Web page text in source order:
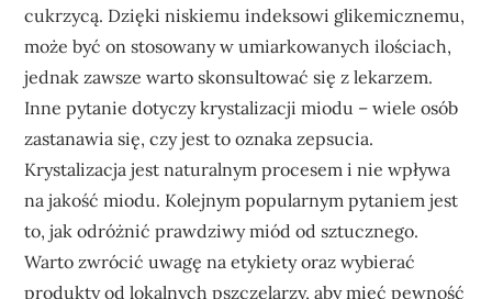
cukrzycą. Dzięki niskiemu indeksowi glikemicznemu,
może być on stosowany w umiarkowanych ilościach,
jednak zawsze warto skonsultować się z lekarzem.
Inne pytanie dotyczy krystalizacji miodu – wiele osób
zastanawia się, czy jest to oznaka zepsucia.
Krystalizacja jest naturalnym procesem i nie wpływa
na jakość miodu. Kolejnym popularnym pytaniem jest
to, jak odróżnić prawdziwy miód od sztucznego.
Warto zwrócić uwagę na etykiety oraz wybierać
produkty od lokalnych pszczelarzy, aby mieć pewność